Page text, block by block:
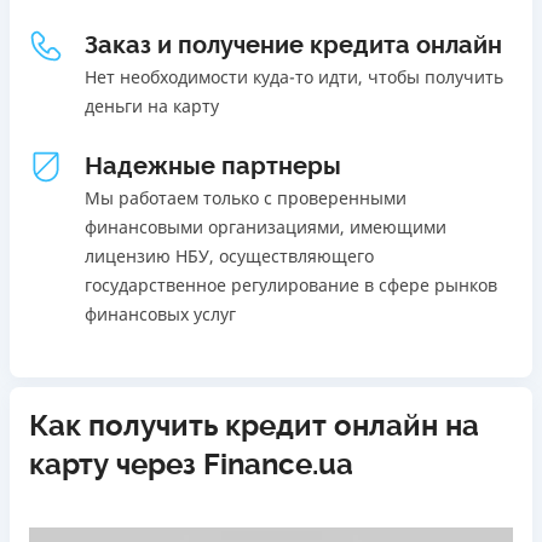
В кассах и терминалах отделений
Онлайн (через сайт или интернет-банкинг)
Через терминалы самообслуживания
Лицензия НБУ
Лицензия переоформлена 27.03.2024 г.
Вся информация о кредите
ПОЛУЧИТЬ ЗАЙМ
Ежемесячная комиссия
Акция: ставка 0,01% на первый платеж при
использовании промокода;
Быстрый онлайн кредит на банковскую карту без
залога и поручителей;
Процесс полностью автоматизирован и занимает до 5
минут;
Нет программы лояльности для постоянных клиентов
Нет круглосуточной поддержки по телефону, в Viber,
Заказ и получение кредита онлайн
Нет необходимости куда-то идти, чтобы получить
деньги на карту
Надежные партнеры
Мы работаем только с проверенными
финансовыми организациями, имеющими
лицензию НБУ, осуществляющего
государственное регулирование в сфере рынков
финансовых услуг
Как получить кредит онлайн на
карту через Finance.ua